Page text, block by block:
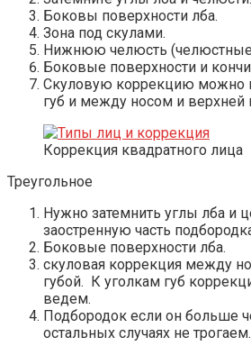
Боковы поверхности лба.
Зона под скулами.
Нижнюю челюсть (челюстные
Боковые поверхности и
Скуловую коррекцию можно
губ и между носом и верхней
Коррекция квадратного лица
Треугольное
Нужно затемнить углы лба и
заостренную часть
Боковые поверхности лба.
скуловая коррекция между
губой. К уголкам губ
ведем.
Подбородок если он больше
остальных случаях не трогаем.